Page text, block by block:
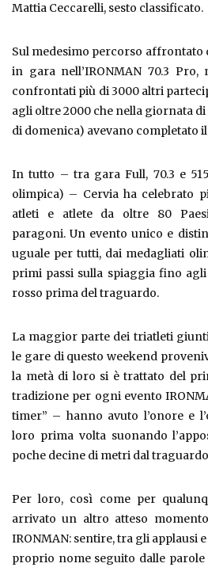
Mattia Ceccarelli, sesto classificato.
Sul medesimo percorso
in gara nell’IRONMAN 70.3
confrontati più di 3000 altri
agli oltre 2000 che nella giornata
di domenica) avevano completato
In tutto – tra gara Full, 70.3 e
olimpica) – Cervia ha celebrato
atleti e atlete da oltre 80
paragoni. Un evento unico e
uguale per tutti, dai medagliati
primi passi sulla spiaggia fino
rosso prima del traguardo.
La maggior parte dei triatleti
le gare di questo weekend
la metà di loro si è trattato del
tradizione per ogni evento
timer” – hanno avuto l’onore e
loro prima volta suonando
poche decine di metri dal
Per loro, così come per
arrivato un altro atteso
IRONMAN: sentire, tra gli applausi
proprio nome seguito dalle parole